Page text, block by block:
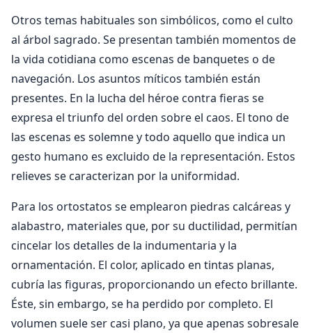
Otros temas habituales son simbólicos, como el culto
al árbol sagrado. Se presentan también momentos de
la vida cotidiana como escenas de banquetes o de
navegación. Los asuntos míticos también están
presentes. En la lucha del héroe contra fieras se
expresa el triunfo del orden sobre el caos. El tono de
las escenas es solemne y todo aquello que indica un
gesto humano es excluido de la representación. Estos
relieves se caracterizan por la uniformidad.
Para los ortostatos se emplearon piedras calcáreas y
alabastro, materiales que, por su ductilidad, permitían
cincelar los detalles de la indumentaria y la
ornamentación. El color, aplicado en tintas planas,
cubría las figuras, proporcionando un efecto brillante.
Éste, sin embargo, se ha perdido por completo. El
volumen suele ser casi plano, ya que apenas sobresale